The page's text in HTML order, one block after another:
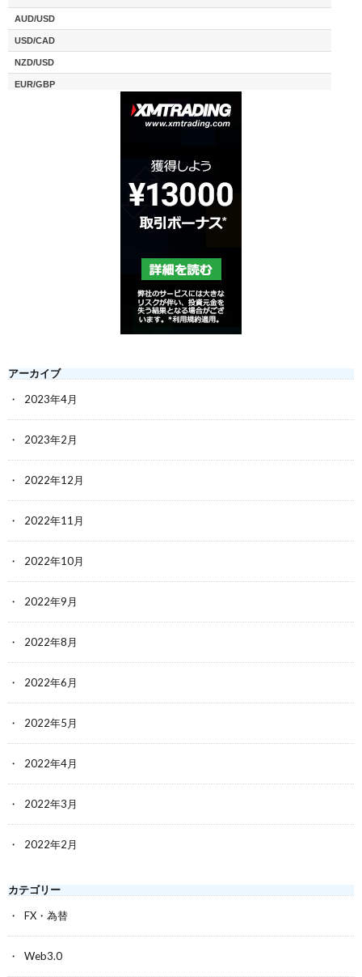
アーカイブ
2023年4月
2023年2月
2022年12月
2022年11月
2022年10月
2022年9月
2022年8月
2022年6月
2022年5月
2022年4月
2022年3月
2022年2月
カテゴリー
FX・為替
Web3.0